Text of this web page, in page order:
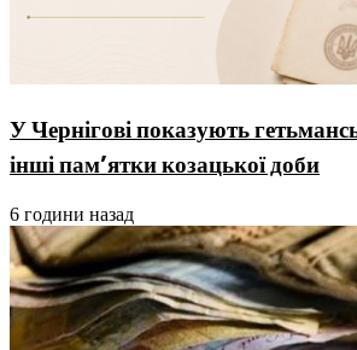
У Чернігові показують
інші пам’ятки козацької доби
6 години назад